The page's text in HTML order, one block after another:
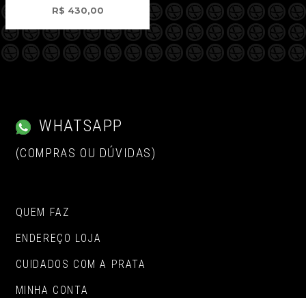
R$ 430,00
WHATSAPP
(COMPRAS OU DÚVIDAS)
QUEM FAZ
ENDEREÇO LOJA
CUIDADOS COM A PRATA
MINHA CONTA